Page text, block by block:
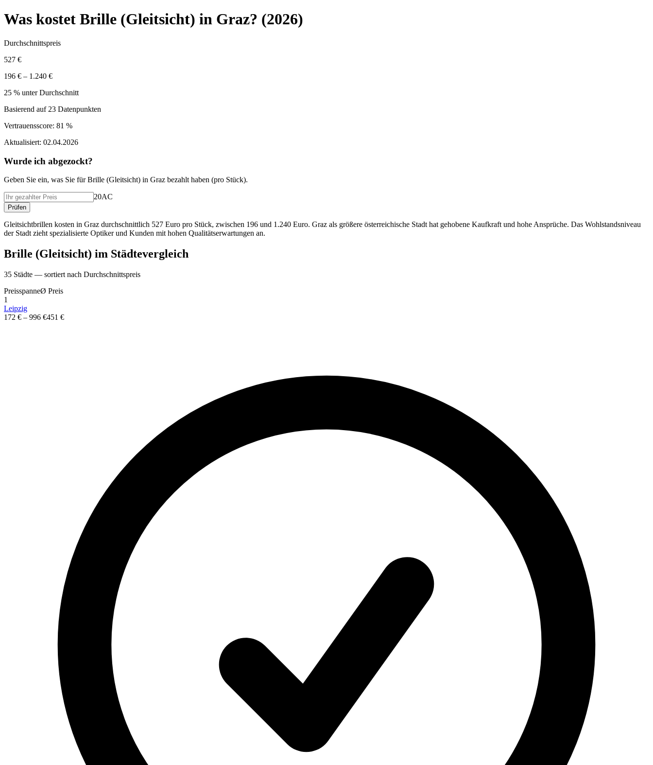
Was kostet Brille (Gleitsicht) in Graz? (2026)
Durchschnittspreis
527 €
196 € – 1.240 €
25 % unter Durchschnitt
Basierend auf 23 Datenpunkten
Vertrauensscore: 81 %
Aktualisiert: 02.04.2026
Wurde ich abgezockt?
Geben Sie ein, was Sie fürBrille (Gleitsicht) in Graz bezahlt haben (pro Stück).
20AC
Prüfen
Gleitsichtbrillen kosten in Graz durchschnittlich 527 Euro pro Stück, zwischen 196 und 1.240 Euro. Graz als größere österreichische Stadt hat gehobene Kaufkraft und hohe Ansprüche. Das Wohlstandsniveau
der Stadt zieht spezialisierte Optiker und Kunden mit hohen Qualitätserwartungen an.
Brille (Gleitsicht) im Städtevergleich
35 Städte — sortiert nach Durchschnittspreis
PreisspanneØ Preis
1
Leipzig
172 € – 996 €451 €